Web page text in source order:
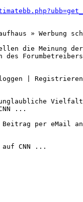
» Werbung
die Meinung
|
unglaubliche
...
Beitrag per
auf CNN ...